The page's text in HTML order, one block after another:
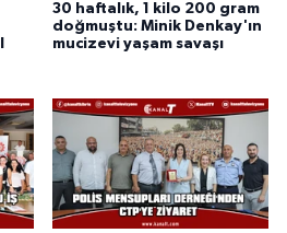
30 haftalık, 1 kilo 200 gram
doğmuştu: Minik Denkay'ın
mucizevi yaşam savaşı